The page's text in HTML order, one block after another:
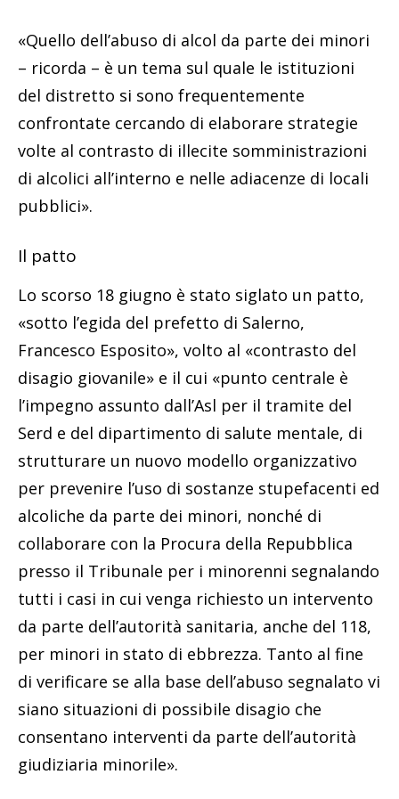
«Quello dell’abuso di alcol da parte dei minori
– ricorda – è un tema sul quale le istituzioni
del distretto si sono frequentemente
confrontate cercando di elaborare strategie
volte al contrasto di illecite somministrazioni
di alcolici all’interno e nelle adiacenze di locali
pubblici».
Il patto
Lo scorso 18 giugno è stato siglato un patto,
«sotto l’egida del prefetto di Salerno,
Francesco Esposito», volto al «contrasto del
disagio giovanile» e il cui «punto centrale è
l’impegno assunto dall’Asl per il tramite del
Serd e del dipartimento di salute mentale, di
strutturare un nuovo modello organizzativo
per prevenire l’uso di sostanze stupefacenti ed
alcoliche da parte dei minori, nonché di
collaborare con la Procura della Repubblica
presso il Tribunale per i minorenni segnalando
tutti i casi in cui venga richiesto un intervento
da parte dell’autorità sanitaria, anche del 118,
per minori in stato di ebbrezza. Tanto al fine
di verificare se alla base dell’abuso segnalato vi
siano situazioni di possibile disagio che
consentano interventi da parte dell’autorità
giudiziaria minorile».